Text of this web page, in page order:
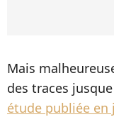
Mais
des traces
étude publiée en